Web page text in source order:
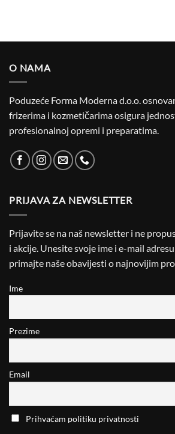
O NAMA
Poduzeće Forma Moderna d.o.o.
frizerima i kozmetičarima osigura
profesionalnoj opremi i preparatima.
PRIJAVA ZA NEWSLETTER
Prijavite se na naš newsletter i ne
i akcije. Unesite svoje ime i e-mail
primajte naše obavijesti o najnovijim
Ime
Prezime
Email
Prihvaćam politiku privatnosti